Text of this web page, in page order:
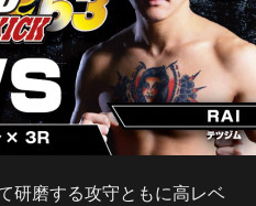
研磨する攻守ともに高レベ